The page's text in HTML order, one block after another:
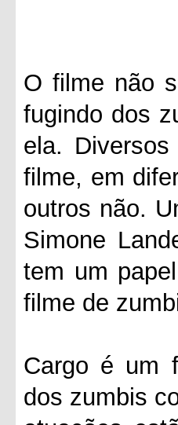
O filme não
fugindo dos
ela.
filme, em
outros não.
Simone
tem um
filme de
Cargo é um
dos zumbis